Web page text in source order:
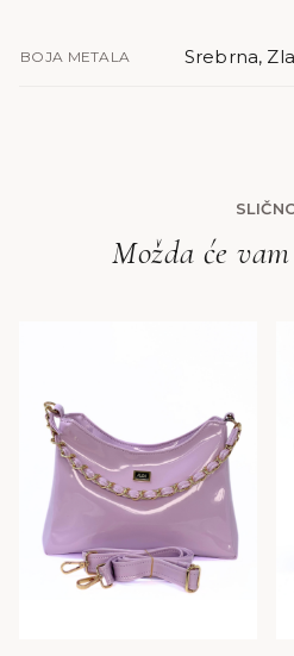
BOJA METALA Srebrna,
Možda će